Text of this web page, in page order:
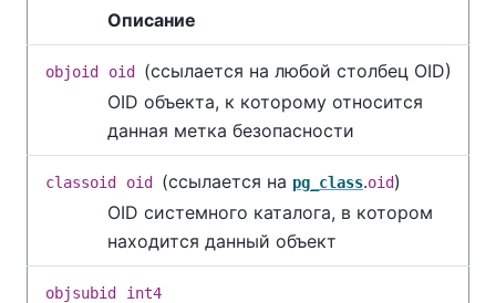
Описание
objoid oid
(ссылается на любой столбец OID)
OID объекта, к которому относится
данная метка безопасности
classoid oid (ссылается на pg_class.oid)
OID системного каталога, в котором
находится данный объект
objsubid int4